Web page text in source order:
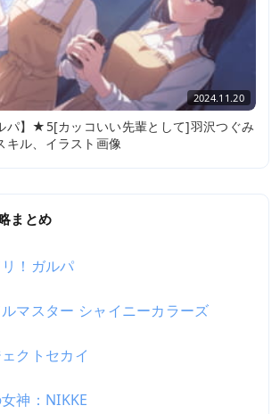
2024.11.20
パ】★5[カッコいい先輩として]羽沢つぐみ
キル、イラスト画像
まとめ
！ガルパ
マスター シャイニーカラーズ
クトセカイ
神：NIKKE